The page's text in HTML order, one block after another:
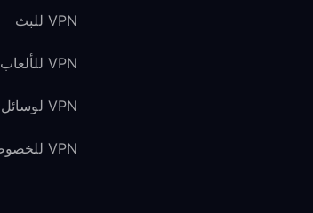
VPN للبث
VPN للألعاب
VPN لوسائل التواصل الاجتماعي
VPN للخصوصية